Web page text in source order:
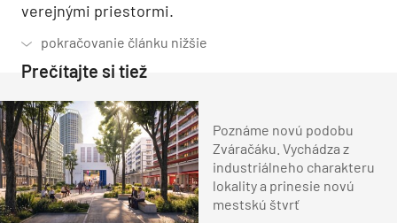
verejnými priestormi.
Prečítajte si tiež
Poznáme novú podobu
Zváračáku. Vychádza z
industriálneho charakteru
lokality a prinesie novú
mestskú štvrť